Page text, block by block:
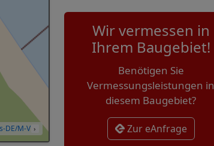
›
DE/M-V
Wir vermessen in
Ihrem Baugebiet!
Benötigen Sie
Vermessungsleistungen in
diesem Baugebiet?
Zur eAnfrage